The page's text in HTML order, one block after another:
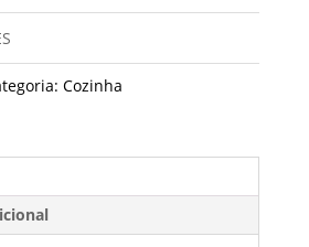
Cozinha